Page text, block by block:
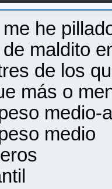
he
maldito
de los
más o
medio-
medio